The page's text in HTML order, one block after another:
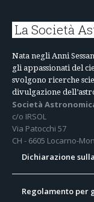
La Società
Nata negli Anni
gli appassionati del
svolgono ricerche
divulgazione
Società
c/o IRSOL
Via Patocchi 57
CH - 6605 Locarno-
Dichiarazione
Regolamento per